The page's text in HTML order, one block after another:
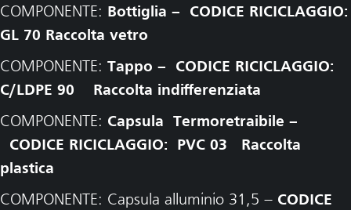
COMPONENTE:
Bottiglia – CODICE RICICLAGGIO:
GL 70 Raccolta vetro
COMPONENTE: Tappo – CODICE RICICLAGGIO:
C/LDPE 90 Raccolta indifferenziata
COMPONENTE: Capsula Termoretraibile –
CODICE RICICLAGGIO: PVC 03 Raccolta
plastica
COMPONENTE: Capsula alluminio 31,5 – CODICE